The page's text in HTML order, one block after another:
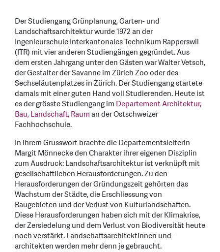
Der Studiengang Grünplanung, Garten- und
Landschaftsarchitektur wurde 1972 an der
Ingenieurschule Interkantonales Technikum Rapperswil
(ITR) mit vier anderen Studiengängen gegründet. Aus
dem ersten Jahrgang unter den Gästen war Walter Vetsch,
der Gestalter der Savanne im Zürich Zoo oder des
Sechseläutenplatzes in Zürich. Der Studiengang startete
damals mit einer guten Hand voll Studierenden. Heute ist
es der grösste Studiengang im Departement Architektur,
Bau, Landschaft, Rauman der Ostschweizer
Fachhochschule.
In ihrem Grusswort brachte die Departementsleiterin
Margit Mönnecke den Charakter ihrer eigenen Disziplin
zum Ausdruck: Landschaftsarchitektur ist verknüpft mit
gesellschaftlichen Herausforderungen. Zu den
Herausforderungen der Gründungszeit gehörten das
Wachstum der Städte, die Erschliessung von
Baugebieten und der Verlust von Kulturlandschaften.
Diese Herausforderungen haben sich mit der Klimakrise,
der Zersiedelung und dem Verlust von Biodiversität heute
noch verstärkt. Landschaftsarchitektinnen und -
architekten werden mehr denn je gebraucht.